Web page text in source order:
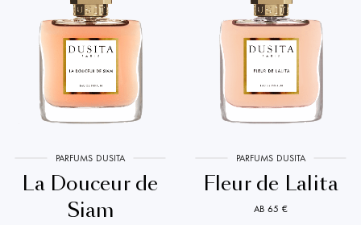
PARFUMS DUSITA
La Douceur de
Siam
PARFUMS DUSITA
Fleur de Lalita
AB 65 €